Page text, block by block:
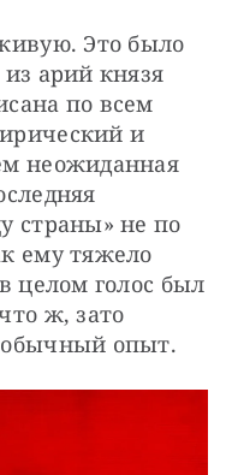
Это было
арий князя
по всем
и
неожиданная
страны» не по
ему тяжело
целом голос был
ж, зато
опыт.